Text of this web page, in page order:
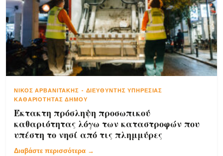
ΝΊΚΟΣ ΑΡΒΑΝΙΤΆΚΗΣ - ΔΙΕΥΘΥΝΤΉΣ ΥΠΗΡΕΣΊΑΣ
ΚΑΘΑΡΙΌΤΗΤΑΣ ΔΉΜΟΥ
Έκτακτη πρόσληψη προσωπικού
καθαριότητας λόγω των καταστροφών που
υπέστη το νησί από τις πλημμύρες
Διαβάστε περισσότερα →